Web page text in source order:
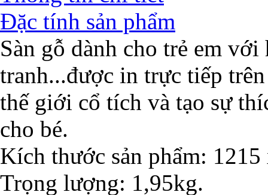
Đặc tính sản phẩm
Sàn gỗ dành cho trẻ em
tranh...được in trực tiếp
thế giới cổ tích và tạo sự
cho bé.
Kích thước sản phẩm:
Trọng lượng: 1,95kg.